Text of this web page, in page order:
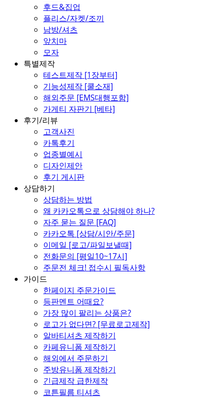
후드&집업
플리스/자켓/조끼
남방/셔츠
앞치마
모자
특별제작
테스트제작 [1장부터]
기능성제작 [쿨소재]
해외주문 [EMS대행포함]
가게티 자판기 [베타]
후기/리뷰
고객사진
카톡후기
업종별예시
디자인제안
후기 게시판
상담하기
상담하는 방법
왜 카카오톡으로 상담해야 하나?
자주 묻는 질문 [FAQ]
카카오톡 [상담/시안/주문]
이메일 [로고/파일보낼때]
전화문의 [평일10~17시]
주문전 체크! 접수시 필독사항
가이드
한페이지 주문가이드
등판멘트 어때요?
가장 많이 팔리는 상품은?
로고가 없다면? [무료로고제작]
알바티셔츠 제작하기
카페유니폼 제작하기
해외에서 주문하기
주방유니폼 제작하기
긴급제작 급한제작
코튼필름 티셔츠